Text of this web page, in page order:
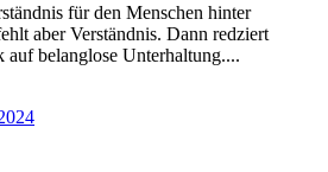
für den Menschen hinter
aber Verständnis. Dann redziert
auf belanglose Unterhaltung....